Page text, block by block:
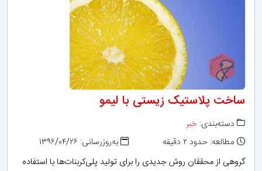
ساخت پلاستیک زیستی با لیمو
دسته‌بندی: خبر
مطالعه: حدود ۲ دقیقه
به‌روزرسانی: ۱۳۹۶/۰۴/۲۶
گروهی از محققان روش جدیدی را برای تولید پلی‌کربنات‌ها با استفاده